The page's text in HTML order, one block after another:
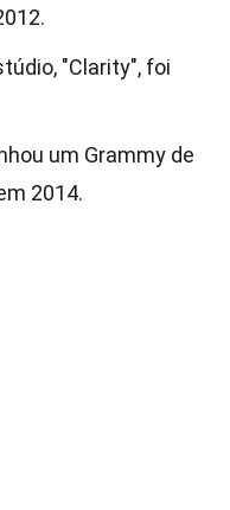
"Clarity", foi
um Grammy de
2014.